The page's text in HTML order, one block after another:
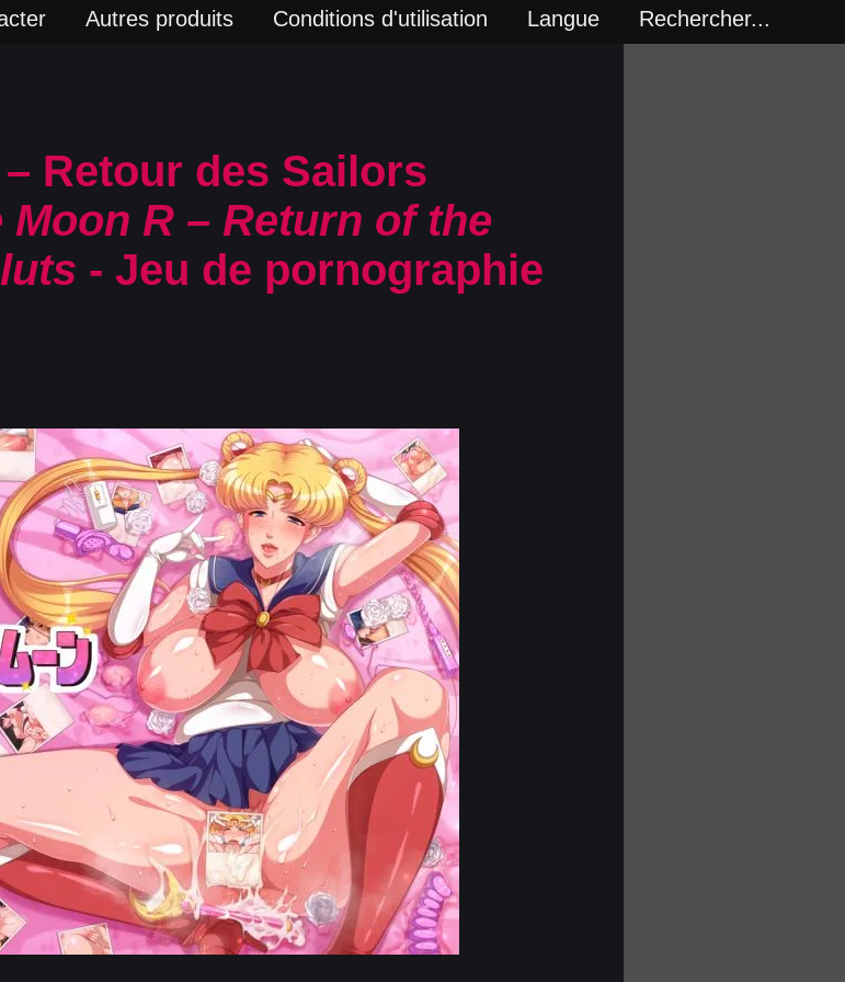
Autres produits Conditions d'utilisation Langue Rechercher...
Retour des Sailors
Moon R – Return of the
- Jeu de pornographie